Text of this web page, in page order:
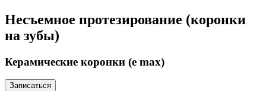
Несъемное протезирование (коронки
на зубы)
Керамические коронки (e max)
Записаться